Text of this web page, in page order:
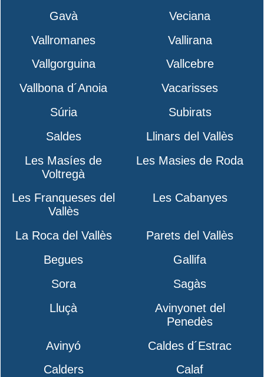
Gavà
Veciana
Vallromanes
Vallirana
Vallgorguina
Vallcebre
Vallbona d´Anoia
Vacarisses
Súria
Subirats
Saldes
Llinars del Vallès
Les Masíes de
Voltregà
Les Masies de Roda
Les Franqueses del
Vallès
Les Cabanyes
La Roca del Vallès
Parets del Vallès
Begues
Gallifa
Sora
Sagàs
Lluçà
Avinyonet del
Penedès
Avinyó
Caldes d´Estrac
Calders
Calaf